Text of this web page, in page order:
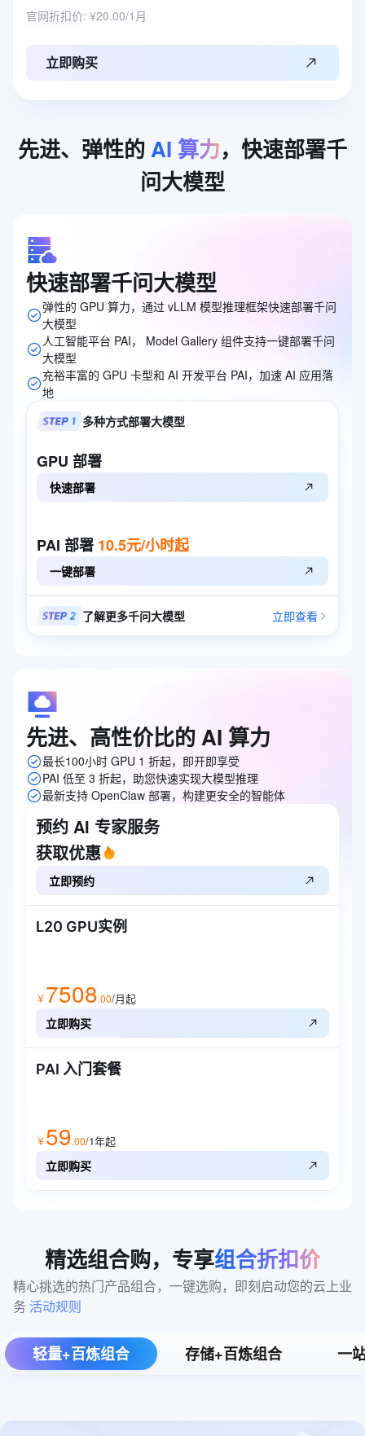
官网折扣价: ¥20.00/1月
立即购买
先进、弹性的AI 算力，快速部署千
问大模型
快速部署千问大模型
弹性的 GPU 算力，通过 vLLM 模型推理框架快速部署千问
大模型
人工智能平台 PAI， Model Gallery 组件支持一键部署千问
大模型
充裕丰富的 GPU 卡型和 AI 开发平台 PAI，加速 AI 应用落
地
多种方式部署大模型
GPU 部署
快速部署
PAI 部署 10.5元/小时起
一键部署
了解更多千问大模型 立即查看
先进、高性价比的AI 算力
最长100小时 GPU 1 折起，即开即享受
PAI 低至 3 折起，助您快速实现大模型推理
最新支持 OpenClaw 部署，构建更安全的智能体
预约 AI 专家服务
获取优惠
立即预约
L20 GPU实例
￥7508.00/月起
立即购买
PAI 入门套餐
￥59.00/1年起
立即购买
精选组合购，专享组合折扣价
精心挑选的热门产品组合，一键选购，即刻启动您的云上业
务 活动规则
轻量+百炼组合 存储+百炼组合 一